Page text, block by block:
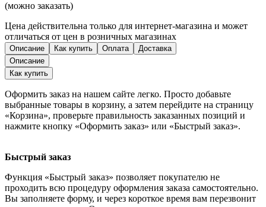
(можно заказать)
Цена действительна только для интернет-магазина и может
отличаться от цен в розничных магазинах
Описание Как купить Оплата
Доставка
Описание
Как купить
Оформить заказ на нашем сайте легко. Просто добавьте
выбранные товары в корзину, а затем перейдите на страницу
«Корзина», проверьте правильность заказанных позиций и
нажмите кнопку «Оформить заказ» или «Быстрый заказ».
Быстрый заказ
Функция «Быстрый заказ» позволяет покупателю не
проходить всю процедуру оформления заказа самостоятельно.
Вы заполняете форму, и через короткое время вам перезвонит